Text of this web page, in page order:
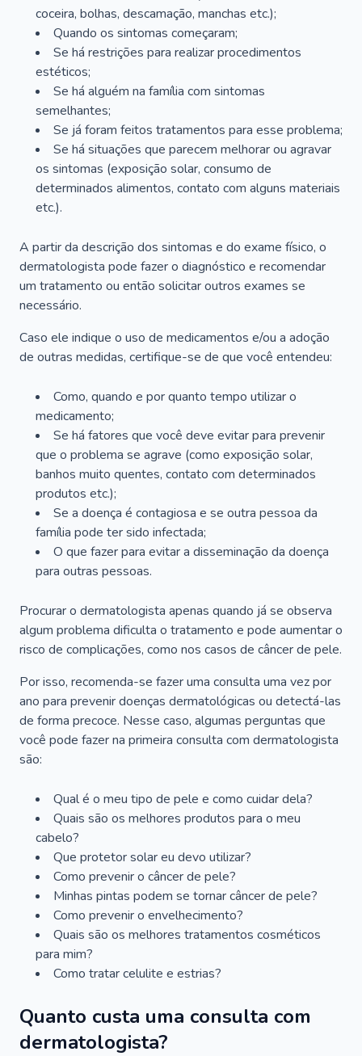
coceira, bolhas, descamação, manchas etc.);
Quando os sintomas começaram;
Se há restrições para realizar procedimentos
estéticos;
Se há alguém na família com sintomas
semelhantes;
Se já foram feitos tratamentos para esse problema;
Se há situações que parecem melhorar ou agravar
os sintomas (exposição solar, consumo de
determinados alimentos, contato com alguns materiais
etc.).
A partir da descrição dos sintomas e do exame físico, o
dermatologista pode fazer o diagnóstico e recomendar
um tratamento ou então solicitar outros exames se
necessário.
Caso ele indique o uso de medicamentos e/ou a adoção
de outras medidas, certifique-se de que você entendeu:
Como, quando e por quanto tempo utilizar o
medicamento;
Se há fatores que você deve evitar para prevenir
que o problema se agrave (como exposição solar,
banhos muito quentes, contato com determinados
produtos etc.);
Se a doença é contagiosa e se outra pessoa da
família pode ter sido infectada;
O que fazer para evitar a disseminação da doença
para outras pessoas.
Procurar o dermatologista apenas quando já se observa
algum problema dificulta o tratamento e pode aumentar o
risco de complicações, como nos casos de câncer de pele.
Por isso, recomenda-se fazer uma consulta uma vez por
ano para prevenir doenças dermatológicas ou detectá-las
de forma precoce. Nesse caso, algumas perguntas que
você pode fazer na primeira consulta com dermatologista
são:
Qual é o meu tipo de pele e como cuidar dela?
Quais são os melhores produtos para o meu
cabelo?
Que protetor solar eu devo utilizar?
Como prevenir o câncer de pele?
Minhas pintas podem se tornar câncer de pele?
Como prevenir o envelhecimento?
Quais são os melhores tratamentos cosméticos
para mim?
Como tratar celulite e estrias?
Quanto custa uma consulta com
dermatologista?